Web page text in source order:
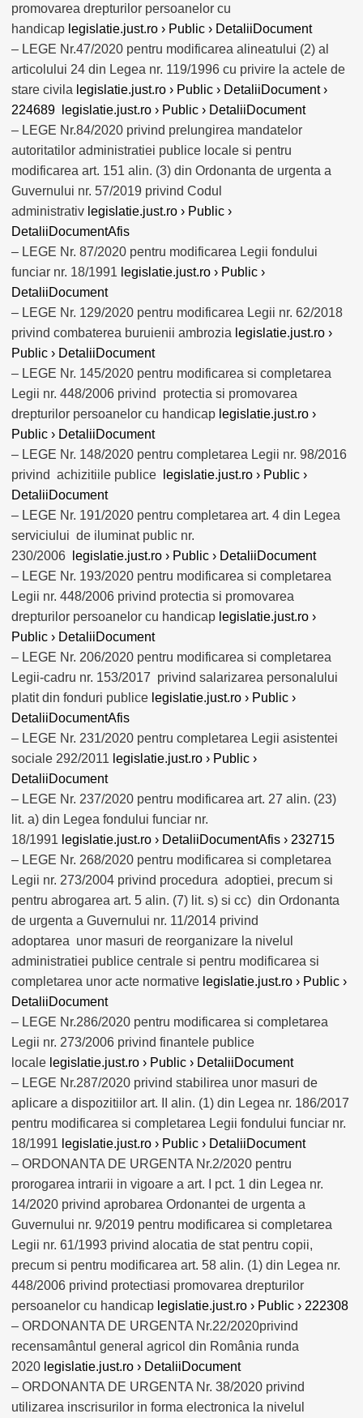
promovarea drepturilor persoanelor cu
handicap legislatie.just.ro › Public › DetaliiDocument
– LEGE Nr.47/2020 pentru modificarea alineatului (2) al
articolului 24 din Legea nr. 119/1996 cu privire la actele de
stare civila legislatie.just.ro › Public › DetaliiDocument ›
224689
legislatie.just.ro › Public › DetaliiDocument
– LEGE Nr.84/2020 privind prelungirea mandatelor
autoritatilor administratiei publice locale si pentru
modificarea art. 151 alin. (3) din Ordonanta de urgenta a
Guvernului nr. 57/2019 privind Codul
administrativ legislatie.just.ro › Public ›
DetaliiDocumentAfis
– LEGE Nr. 87/2020 pentru modificarea Legii fondului
funciar nr. 18/1991 legislatie.just.ro › Public ›
DetaliiDocument
– LEGE Nr. 129/2020 pentru modificarea Legii nr. 62/2018
privind combaterea buruienii ambrozia legislatie.just.ro ›
Public › DetaliiDocument
– LEGE Nr. 145/2020 pentru modificarea si completarea
Legii nr. 448/2006 privind protectia si promovarea
drepturilor persoanelor cu handicap legislatie.just.ro ›
Public › DetaliiDocument
– LEGE Nr. 148/2020 pentru completarea Legii nr. 98/2016
privind achizitiile publice
legislatie.just.ro › Public ›
DetaliiDocument
– LEGE Nr. 191/2020 pentru completarea art. 4 din Legea
serviciului de iluminat public nr.
230/2006
legislatie.just.ro › Public › DetaliiDocument
– LEGE Nr. 193/2020 pentru modificarea si completarea
Legii nr. 448/2006 privind protectia si promovarea
drepturilor persoanelor cu handicap legislatie.just.ro ›
Public › DetaliiDocument
– LEGE Nr. 206/2020 pentru modificarea si completarea
Legii-cadru nr. 153/2017 privind salarizarea personalului
platit din fonduri publice legislatie.just.ro › Public ›
DetaliiDocumentAfis
– LEGE Nr. 231/2020 pentru completarea Legii asistentei
sociale 292/2011 legislatie.just.ro › Public ›
DetaliiDocument
– LEGE Nr. 237/2020 pentru modificarea art. 27 alin. (23)
lit. a) din Legea fondului funciar nr.
18/1991 legislatie.just.ro › DetaliiDocumentAfis › 232715
– LEGE Nr. 268/2020 pentru modificarea si completarea
Legii nr. 273/2004 privind procedura adoptiei, precum si
pentru abrogarea art. 5 alin. (7) lit. s) si cc) din Ordonanta
de urgenta a Guvernului nr. 11/2014 privind
adoptarea unor masuri de reorganizare la nivelul
administratiei publice centrale si pentru modificarea si
completarea unor acte normative legislatie.just.ro › Public ›
DetaliiDocument
– LEGE Nr.286/2020 pentru modificarea si completarea
Legii nr. 273/2006 privind finantele publice
locale legislatie.just.ro › Public › DetaliiDocument
– LEGE Nr.287/2020 privind stabilirea unor masuri de
aplicare a dispozitiilor art. II alin. (1) din Legea nr. 186/2017
pentru modificarea si completarea Legii fondului funciar nr.
18/1991 legislatie.just.ro › Public › DetaliiDocument
– ORDONANTA DE URGENTA Nr.2/2020 pentru
prorogarea intrarii in vigoare a art. I pct. 1 din Legea nr.
14/2020 privind aprobarea Ordonantei de urgenta a
Guvernului nr. 9/2019 pentru modificarea si completarea
Legii nr. 61/1993 privind alocatia de stat pentru copii,
precum si pentru modificarea art. 58 alin. (1) din Legea nr.
448/2006 privind protectiasi promovarea drepturilor
persoanelor cu handicap legislatie.just.ro › Public › 222308
– ORDONANTA DE URGENTA Nr.22/2020privind
recensamântul general agricol din România runda
2020 legislatie.just.ro › DetaliiDocument
– ORDONANTA DE URGENTA Nr. 38/2020 privind
utilizarea inscrisurilor in forma electronica la nivelul